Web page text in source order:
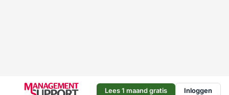
Lees 1 maand gratis Inloggen